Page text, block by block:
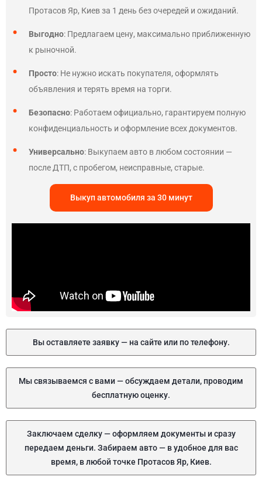
Протасов Яр, Киев за 1 день без очередей и ожиданий.
Выгодно: Предлагаем цену, максимально приближенную
к рыночной.
Просто: Не нужно искать покупателя, оформлять
объявления и терять время на торги.
Безопасно: Работаем официально, гарантируем полную
конфиденциальность и оформление всех документов.
Универсально: Выкупаем авто в любом состоянии —
после ДТП, с пробегом, неисправные, старые.
Выкуп автомобиля за 30 минут
Вы оставляете заявку — на сайте или по телефону.
Мы связываемся с вами — обсуждаем детали, проводим
бесплатную оценку.
Заключаем сделку — оформляем документы и сразу
передаем деньги. Забираем авто — в удобное для вас
время, в любой точке Протасов Яр, Киев.